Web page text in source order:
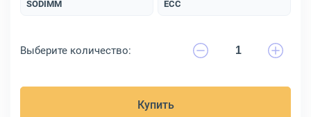
SODIMM ECC
Выберите количество:
Купить